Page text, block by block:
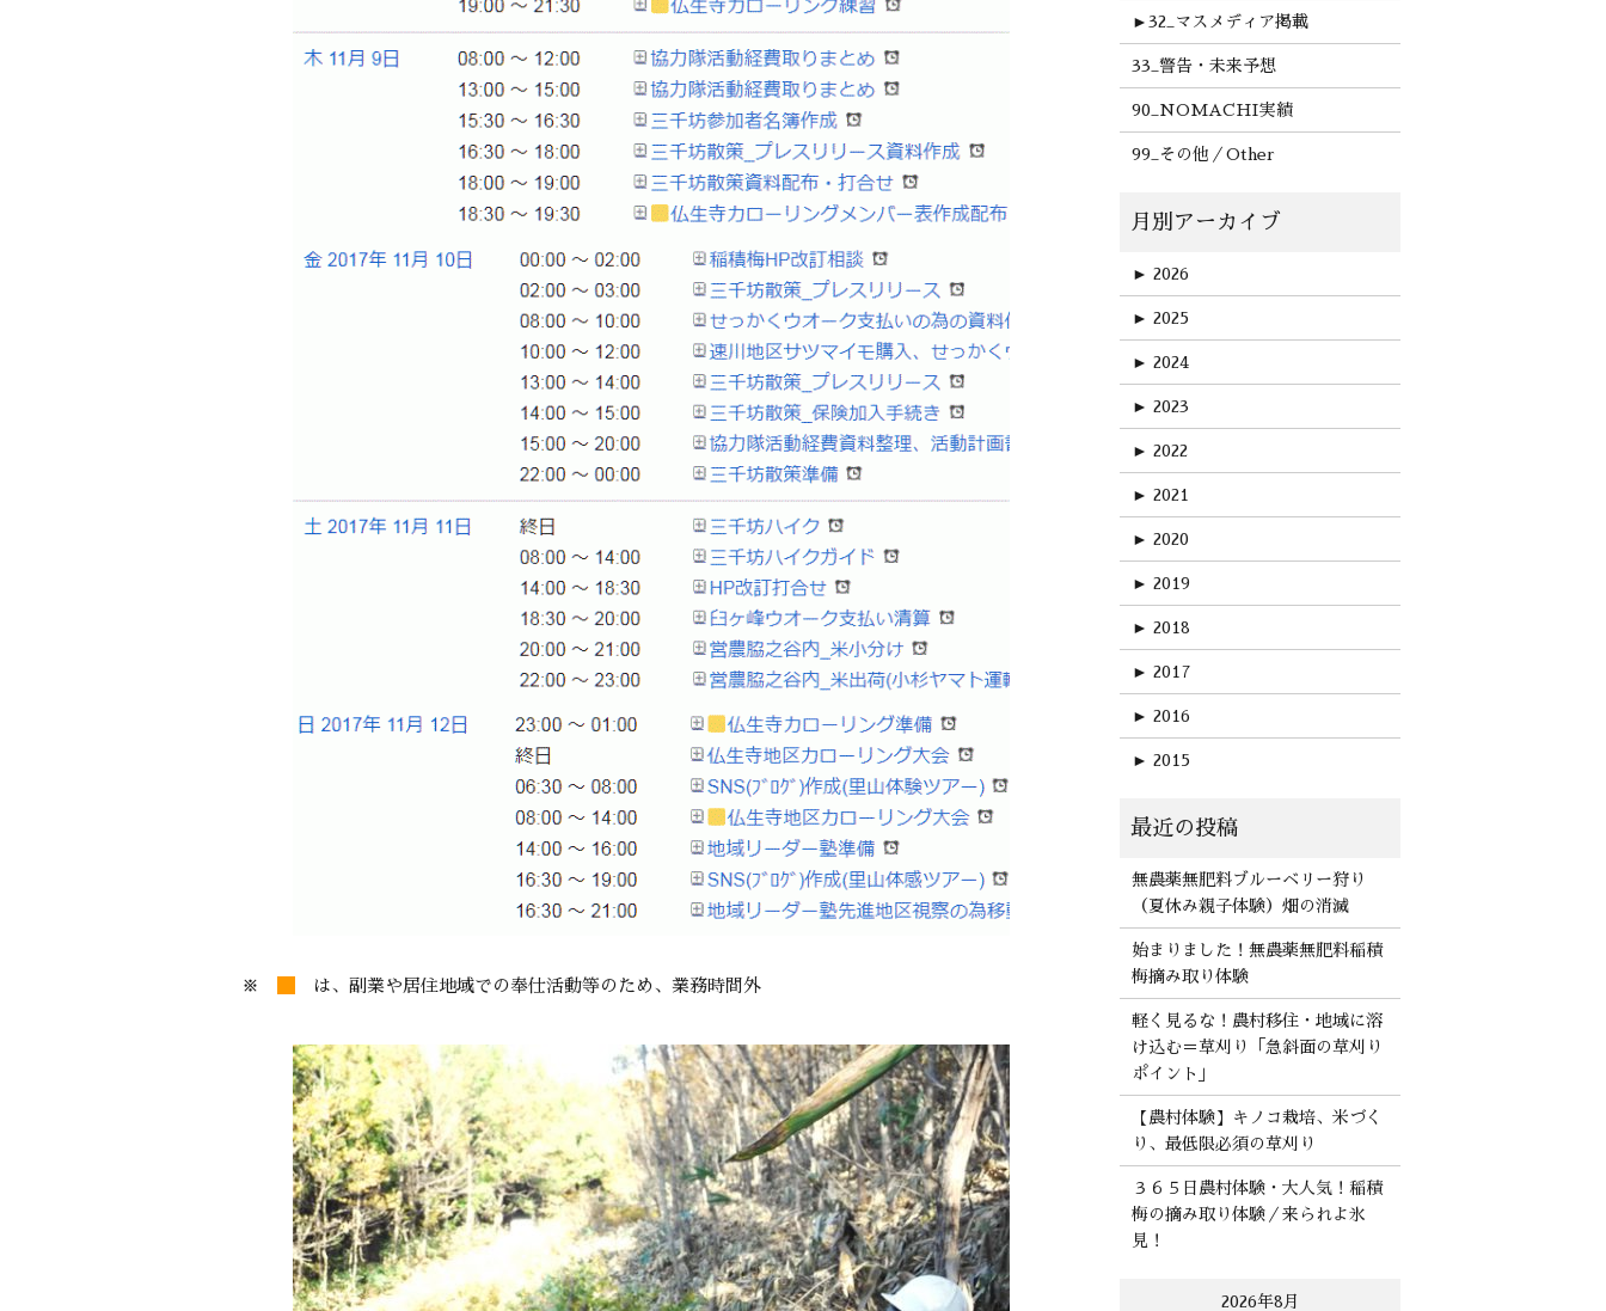
※ は、副業や居住地域での奉仕活動等のため、業務時間外
► 32_マスメディア掲載
33_警告・未来予想
90_NOMACHI実績
99_その他／Other
► 2026
► 2025
► 2024
► 2023
► 2022
► 2021
► 2020
► 2019
► 2018
► 2017
► 2016
► 2015
無農薬無肥料ブルーベリー狩り
（夏休み親子体験）畑の消滅
始まりました！無農薬無肥料稲積
梅摘み取り体験
軽く見るな！農村移住・地域に溶
け込む＝草刈り「急斜面の草刈り
ポイント」
【農村体験】キノコ栽培、米づく
り、最低限必須の草刈り
３６５日農村体験・大人気！稲積
梅の摘み取り体験／来られよ氷
見！
2026年8月